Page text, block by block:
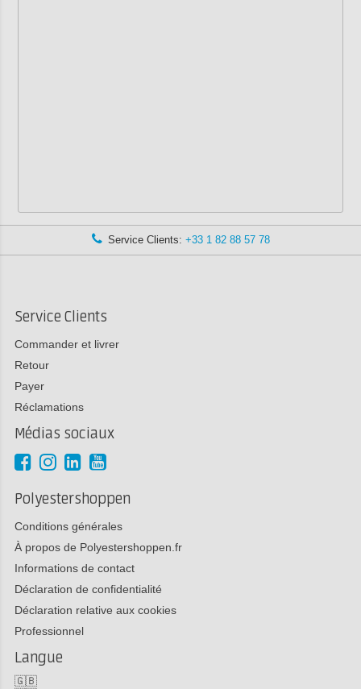
Service Clients: +33 1 82 88 57 78
Service Clients
Commander et livrer
Retour
Payer
Réclamations
Médias sociaux
Polyestershoppen
Conditions générales
À propos de Polyestershoppen.fr
Informations de contact
Déclaration de confidentialité
Déclaration relative aux cookies
Professionnel
Langue
🇬🇧